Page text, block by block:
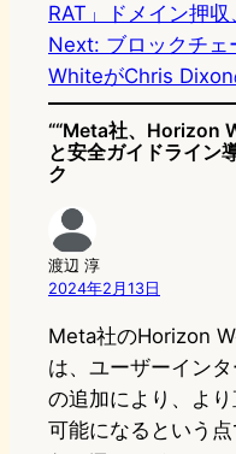
RAT」ドメイン押
Next: ブロックチ
WhiteがChris Dixon
““Meta社、Horizon
と安全ガイドライン
ク
渡辺 淳
2024年2月13日
Meta社のHorizon
は、ユーザーイン
の追加により、よ
可能になるという